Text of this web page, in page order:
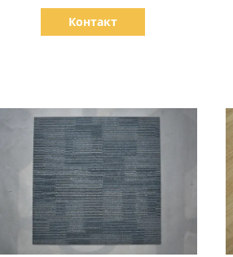
виниловая плитка роскошный
клик виниловый планка пол
Контакт